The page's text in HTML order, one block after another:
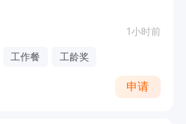
1小时前
工作餐 工龄奖
申请